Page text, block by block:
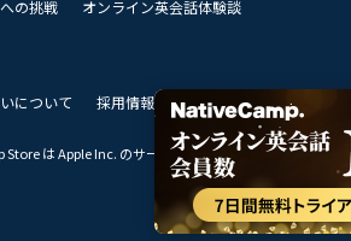
の挑戦
オンライン英会話体験談
について 採用情報 私達のビジョン
は Apple Inc. のサービスマークです。